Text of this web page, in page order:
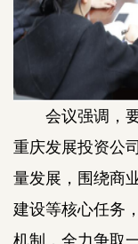
会议强调，
重庆发展投资公
量发展，围绕商
建设等核心任务